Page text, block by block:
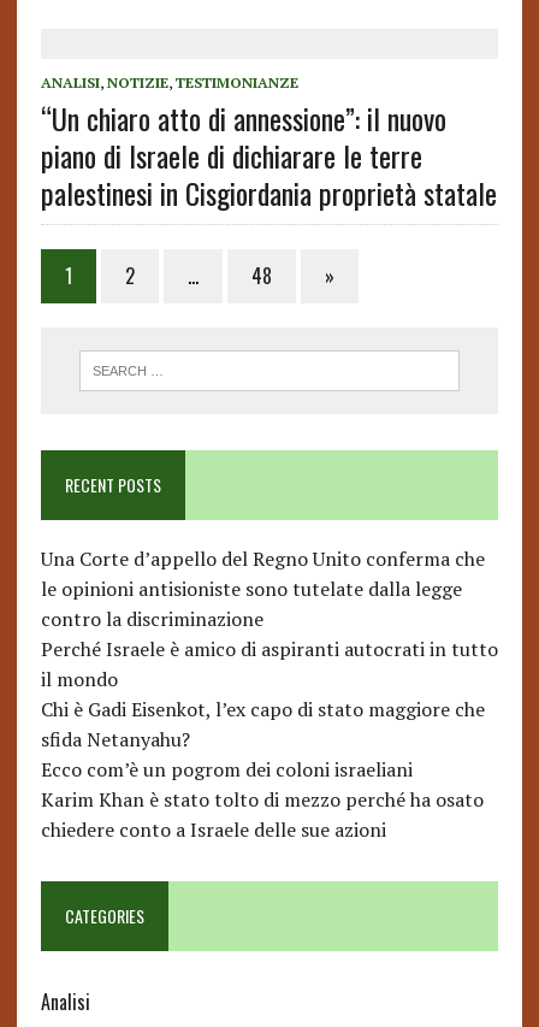
ANALISI, NOTIZIE, TESTIMONIANZE
“Un chiaro atto di annessione”: il nuovo
piano di Israele di dichiarare le terre
palestinesi in Cisgiordania proprietà statale
Posts
pagination
1 2 … 48 »
RECENT POSTS
Una Corte d’appello del Regno Unito conferma che
le opinioni antisioniste sono tutelate dalla legge
contro la discriminazione
Perché Israele è amico di aspiranti autocrati in tutto
il mondo
Chi è Gadi Eisenkot, l’ex capo di stato maggiore che
sfida Netanyahu?
Ecco com’è un pogrom dei coloni israeliani
Karim Khan è stato tolto di mezzo perché ha osato
chiedere conto a Israele delle sue azioni
CATEGORIES
Analisi